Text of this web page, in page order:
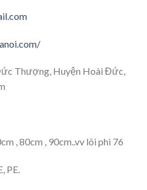
Thượng, Huyện Hoài Đức,
, 80cm , 90cm..vv lõi phi 76
PE.